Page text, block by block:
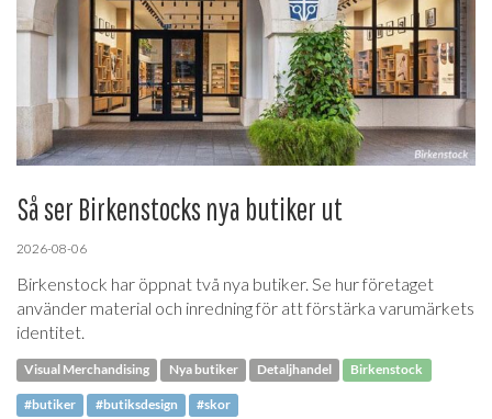
Så ser Birkenstocks nya butiker ut
2026-08-06
Birkenstock har öppnat två nya butiker. Se hur företaget
använder material och inredning för att förstärka varumärkets
identitet.
Visual Merchandising Nya butiker Detaljhandel Birkenstock
#butiker #butiksdesign #skor